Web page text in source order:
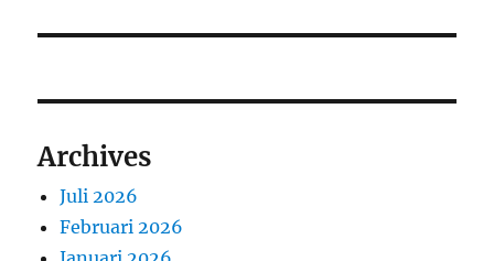
Archives
Juli 2026
Februari 2026